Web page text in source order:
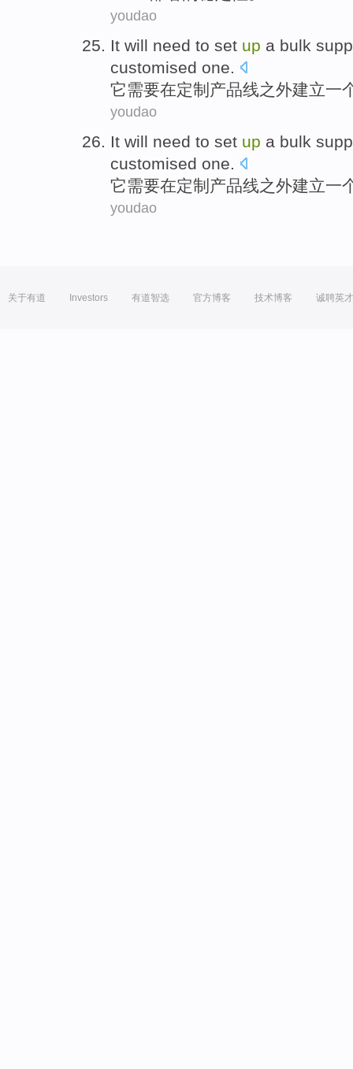
youdao
It will need to set up a bulk
customised one.
它需要在定制产品线之外建立一
youdao
It will need to set up a bulk
customised one.
它需要在定制产品线之外建立一
youdao
关于有道 Investors 有道智选 官方博客 技术博客 诚聘英才